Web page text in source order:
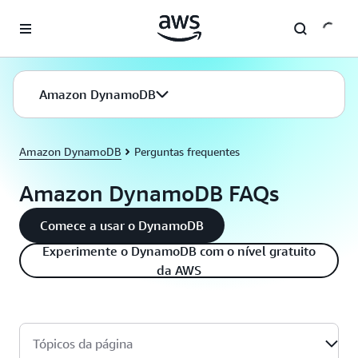
Pular para o conteúdo principal
Amazon DynamoDB
Amazon DynamoDB Perguntas frequentes
Amazon DynamoDB FAQs
Comece a usar o DynamoDB
Experimente o DynamoDB com o nível gratuito
da AWS
Tópicos da página